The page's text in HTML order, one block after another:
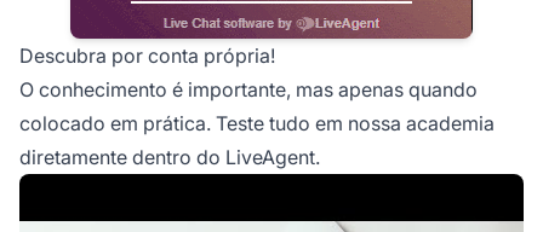
Descubra por conta própria!
O conhecimento é importante, mas apenas quando
colocado em prática. Teste tudo em nossa academia
diretamente dentro do LiveAgent.